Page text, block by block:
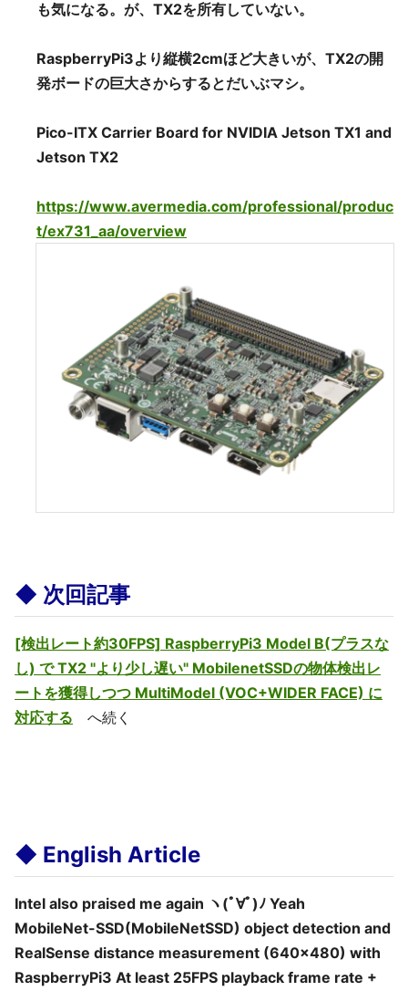
も気になる。が、TX2を所有していない。
RaspberryPi3より縦横2cmほど大きいが、TX2の開
発ボードの巨大さからするとだいぶマシ。
Pico-ITX Carrier Board for NVIDIA Jetson TX1 and
Jetson TX2
https://www.avermedia.com/professional/produc
t/ex731_aa/overview
◆ 次回記事
[検出レート約30FPS] RaspberryPi3 Model B(プラスな
し) で TX2 "より少し遅い" MobilenetSSDの物体検出レ
ートを獲得しつつ MultiModel (VOC+WIDER FACE) に
対応する へ続く
◆ English Article
Intel also praised me again ヽ(ﾟ∀ﾟ)ﾉ Yeah
MobileNet-SSD(MobileNetSSD) object detection and
RealSense distance measurement (640x480) with
RaspberryPi3 At least 25FPS playback frame rate +